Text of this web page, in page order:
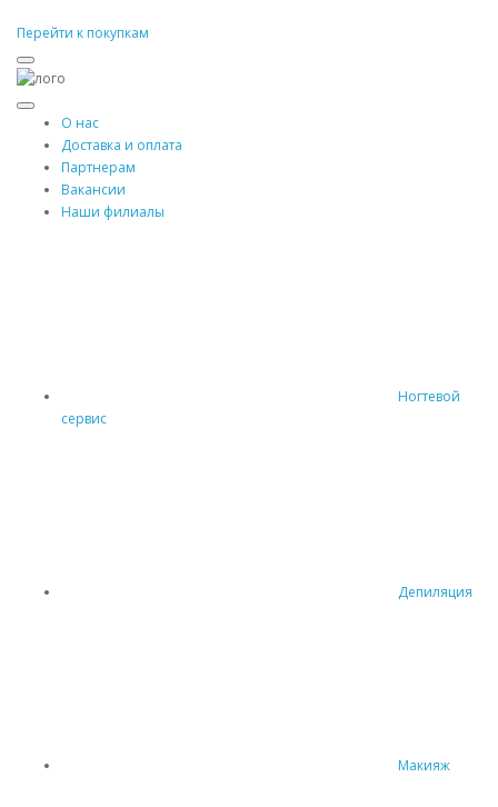
Перейти к покупкам
О нас
Доставка и оплата
Партнерам
Вакансии
Наши филиалы
Ногтевой
сервис
Депиляция
Макияж